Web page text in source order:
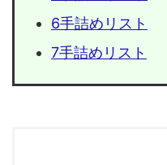
6手詰めリスト
7手詰めリスト